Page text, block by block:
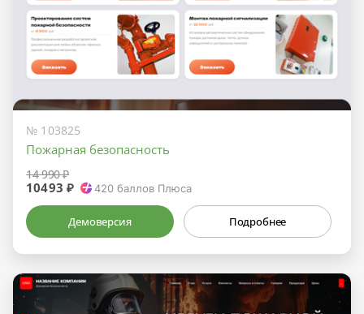
№ 103825
Пожарная безопасность
14 990 ₽
10493 ₽ 420 баллов Плюса
Демоверсия Подробнее